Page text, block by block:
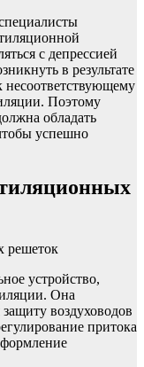
с депрессией
в результате
Поэтому
обладать
успешно
устройство,
Она
воздуховодов
притока